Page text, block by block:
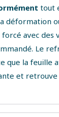
tout
déformation
avec des
Le
que la feuille
et retrouve